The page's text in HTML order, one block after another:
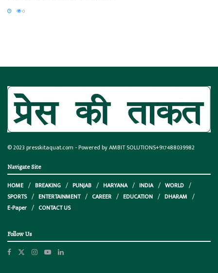
0
© 2023 presskitaquat.com - Powered by AMBIT SOLUTIONS+917488039982
Navigate Site
HOME
BREAKING PUNJAB HARYANA INDIA
WORLD
SPORTS
ENTERTAINMENT CAREER EDUCATION
DHARAM
E-Paper
CONTACT US
Follow Us